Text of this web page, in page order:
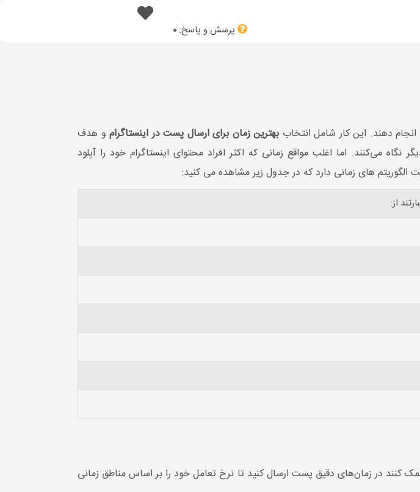
پرسش و پاسخ:0
انجام دهند. این کار شامل انتخاب بهترین زمان برای ارسال پست در اینستاگرام و هدف
می‌کنند. اما اغلب مواقع زمانی که اکثر افراد محتوای اینستاگرام خود را آپلود
الگوریتم های زمانی دارد که در جدول زیر مشاهده می کنید:
از:
کنند در زمان‌های دقیق پست ارسال کنید تا نرخ تعامل خود را بر اساس مناطق زمانی